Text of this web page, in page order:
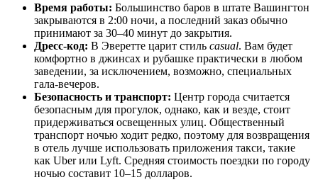
Время работы: Большинство баров в штате Вашингтон
закрываются в 2:00 ночи, а последний заказ обычно
принимают за 30–40 минут до закрытия.
Дресс-код: В Эверетте царит стиль casual. Вам будет
комфортно в джинсах и рубашке практически в любом
заведении, за исключением, возможно, специальных
гала-вечеров.
Безопасность и транспорт: Центр города считается
безопасным для прогулок, однако, как и везде, стоит
придерживаться освещенных улиц. Общественный
транспорт ночью ходит редко, поэтому для возвращения
в отель лучше использовать приложения такси, такие
как Uber или Lyft. Средняя стоимость поездки по городу
ночью составит 10–15 долларов.